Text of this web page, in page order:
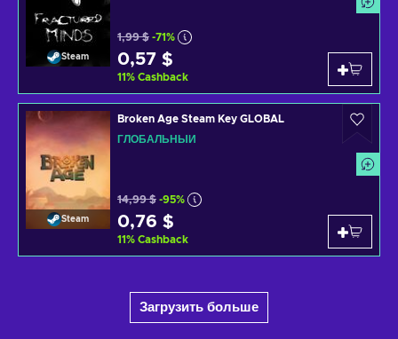
Steam
1,99 $ -71%
0,57 $
11% Cashback
Steam
Broken Age Steam Key GLOBAL
ГЛОБАЛЬНЫЙ
14,99 $ -95%
0,76 $
11% Cashback
Загрузить больше